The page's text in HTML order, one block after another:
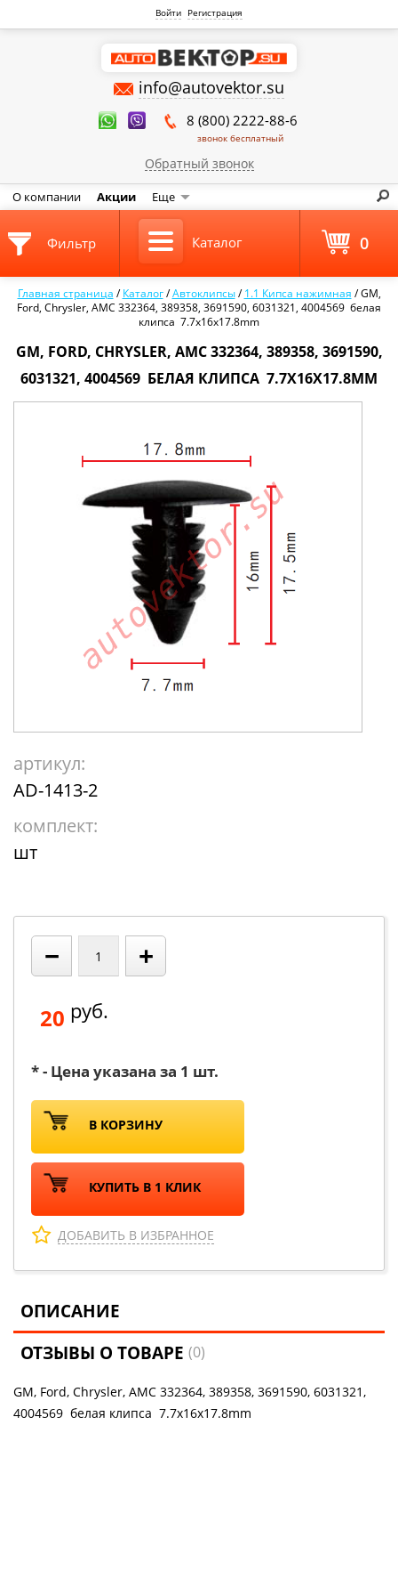
Войти Регистрация
info@autovektor.su
8 (800) 2222-88-6
звонок бесплатный
Обратный звонок
О компании Акции Еще
Главная страница /Каталог /Автоклипсы /1.1 Кипса нажимная /GM,
Ford, Chrysler, AMC 332364, 389358, 3691590, 6031321, 4004569 белая
клипса 7.7x16x17.8mm
GM, FORD, CHRYSLER, AMC 332364, 389358, 3691590,
6031321, 4004569 БЕЛАЯ КЛИПСА 7.7X16X17.8MM
артикул:
AD-1413-2
комплект:
шт
− +
20 руб.
* - Цена указана за 1 шт.
В КОРЗИНУ
КУПИТЬ В 1 КЛИК
ДОБАВИТЬ В ИЗБРАННОЕ
ОПИСАНИЕ
ОТЗЫВЫ О ТОВАРЕ(0)
GM, Ford, Chrysler, AMC 332364, 389358, 3691590, 6031321,
4004569 белая клипса 7.7x16x17.8mm
Фильтр Каталог 0